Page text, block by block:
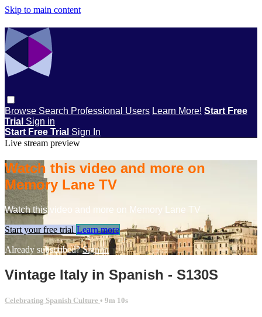
Skip to main content
Browse Search Professional Users Learn More! Start Free
Trial Sign in
Start Free Trial Sign In
Live stream preview
Watch this video and more on
Memory Lane TV
Watch this video and more on Memory Lane TV
Start your free trial Learn more
Already subscribed?Sign in
Vintage Italy in Spanish - S130S
Celebrating Spanish Culture • 9m 10s